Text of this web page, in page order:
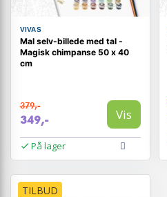
VIVAS
Mal selv-billede med tal -
Magisk chimpanse 50 x 40
cm
379,-
349,- Vis
På lager
TILBUD